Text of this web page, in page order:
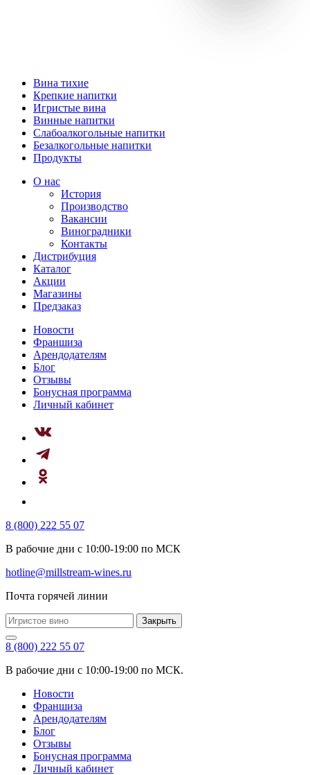
Вина тихие
Крепкие напитки
Игристые вина
Винные напитки
Слабоалкогольные напитки
Безалкогольные напитки
Продукты
О нас
История
Производство
Вакансии
Виноградники
Контакты
Дистрибуция
Каталог
Акции
Магазины
Предзаказ
Новости
Франшиза
Арендодателям
Блог
Отзывы
Бонусная программа
Личный кабинет
8 (800) 222 55 07
В рабочие дни с 10:00-19:00 по МСК
hotline@millstream-wines.ru
Почта горячей линии
Закрыть
8 (800) 222 55 07
В рабочие дни с 10:00-19:00 по МСК.
Новости
Франшиза
Арендодателям
Блог
Отзывы
Бонусная программа
Личный кабинет